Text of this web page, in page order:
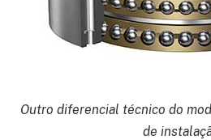
Outro diferencial técnico do
de